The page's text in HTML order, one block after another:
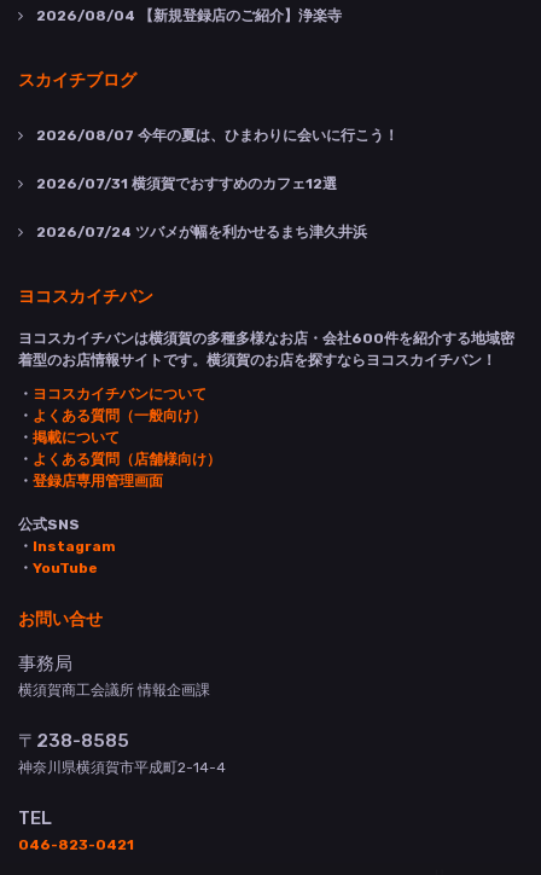
2026/08/04 【新規登録店のご紹介】浄楽寺
スカイチブログ
2026/08/07 今年の夏は、ひまわりに会いに行こう！
2026/07/31 横須賀でおすすめのカフェ12選
2026/07/24 ツバメが幅を利かせるまち津久井浜
ヨコスカイチバン
ヨコスカイチバンは横須賀の多種多様なお店・会社600件を紹介する地域密
着型のお店情報サイトです。横須賀のお店を探すならヨコスカイチバン！
・ ヨコスカイチバンについて
・ よくある質問（一般向け）
・ 掲載について
・ よくある質問（店舗様向け）
・ 登録店専用管理画面
公式SNS
・ Instagram
・ YouTube
お問い合せ
事務局
横須賀商工会議所 情報企画課
〒238-8585
神奈川県横須賀市平成町2-14-4
TEL
046-823-0421